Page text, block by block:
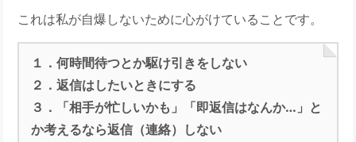
これは私が自爆しないために心がけていることです。
１．何時間待つとか駆け引きをしない
２．返信はしたいときにする
３．「相手が忙しいかも」「即返信はなんか…」と
か考えるなら返信（連絡）しない